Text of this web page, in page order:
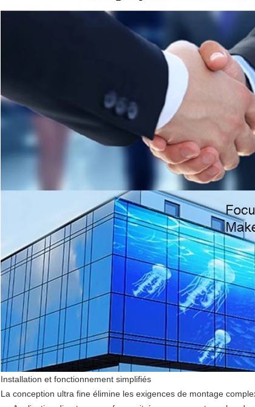
Installation et fonctionnement simplifiés
La conception ultra fine élimine les exigences de montage